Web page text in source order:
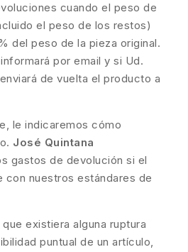
cuando el peso de
el peso de los restos)
del peso de la pieza original.
por email y si Ud.
de vuelta el producto a
le indicaremos cómo
José Quintana
gastos de devolución si el
con nuestros estándares de
existiera alguna ruptura
puntual de un artículo,